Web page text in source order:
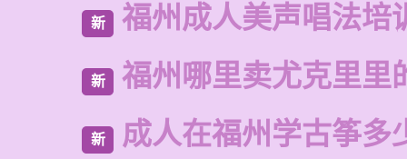
新 福州成人美声唱法培
新 福州哪里卖尤克里里
新 成人在福州学古筝多